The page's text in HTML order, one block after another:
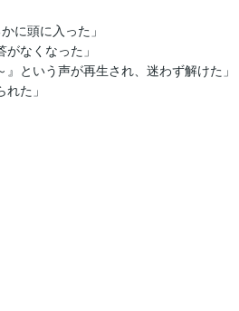
に頭に入った」
なくなった」
という声が再生され、迷わず解けた」
た」